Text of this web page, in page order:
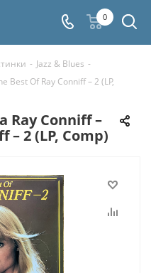
0
- Jazz & Blues -
Best Of Ray Conniff – 2 (LP,
Ray Conniff –
– 2 (LP, Comp)